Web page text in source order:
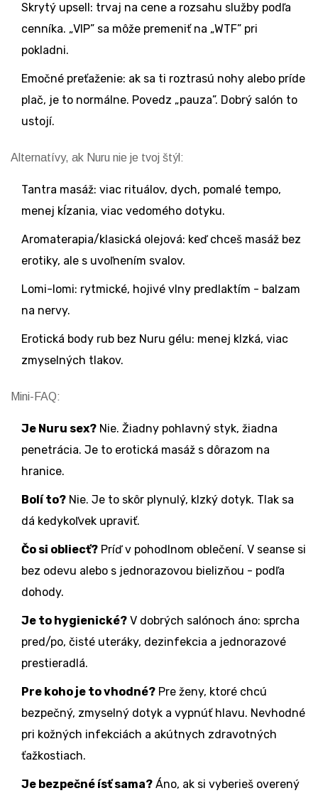
Skrytý upsell: trvaj na cene a rozsahu služby podľa
cenníka. „VIP” sa môže premeniť na „WTF” pri
pokladni.
Emočné preťaženie: ak sa ti roztrasú nohy alebo príde
plač, je to normálne. Povedz „pauza”. Dobrý salón to
ustojí.
Alternatívy, ak Nuru nie je tvoj štýl:
Tantra masáž: viac rituálov, dych, pomalé tempo,
menej kĺzania, viac vedomého dotyku.
Aromaterapia/klasická olejová: keď chceš masáž bez
erotiky, ale s uvoľnením svalov.
Lomi-lomi: rytmické, hojivé vlny predlaktím - balzam
na nervy.
Erotická body rub bez Nuru gélu: menej klzká, viac
zmyselných tlakov.
Mini-FAQ:
Je Nuru sex? Nie. Žiadny pohlavný styk, žiadna
penetrácia. Je to erotická masáž s dôrazom na
hranice.
Bolí to? Nie. Je to skôr plynulý, klzký dotyk. Tlak sa
dá kedykoľvek upraviť.
Čo si obliecť? Príď v pohodlnom oblečení. V seanse si
bez odevu alebo s jednorazovou bielizňou - podľa
dohody.
Je to hygienické? V dobrých salónoch áno: sprcha
pred/po, čisté uteráky, dezinfekcia a jednorazové
prestieradlá.
Pre koho je to vhodné? Pre ženy, ktoré chcú
bezpečný, zmyselný dotyk a vypnúť hlavu. Nevhodné
pri kožných infekciách a akútnych zdravotných
ťažkostiach.
Je bezpečné ísť sama? Áno, ak si vyberieš overený